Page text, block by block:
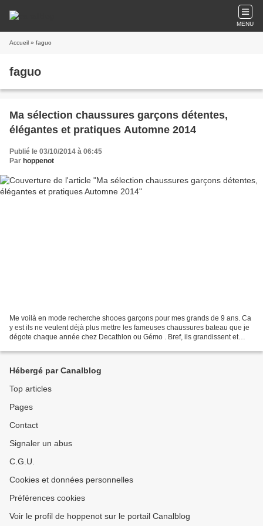
MENU
Accueil » faguo
faguo
Ma sélection chaussures garçons détentes,
élégantes et pratiques Automne 2014
Publié le 03/10/2014 à 06:45
Par hoppenot
Me voilà en mode recherche shooes garçons pour mes grands de 9 ans. Ca
y est ils ne veulent déjà plus mettre les fameuses chaussures bateau que je
dégote chaque année chez Decathlon ou Gémo . Bref, ils grandissent et
Hébergé par Canalblog
Top articles
Pages
Contact
Signaler un abus
C.G.U.
Cookies et données personnelles
Préférences cookies
Voir le profil de hoppenot sur le portail Canalblog